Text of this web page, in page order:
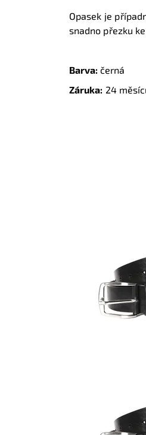
Opasek je
snadno přezku
Barva: černá
Záruka: 24